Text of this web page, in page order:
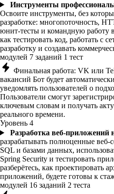
Инструменты
Освоите инструменты, без
разработке: многопоточность,
юнит-тесты и командную работу
как тестировать код, работать с
разработку и создавать
модулей 7 заданий 1 тест
Финальная работа: VK или
вакансий Бот будет
уведомлять пользователей о
Пользователи смогут
ключевым словам и получать
реального времени.
Уровень 4
Разработка веб-приложений
разрабатывать полноценные веб-
SQL и базами данных,
Spring Security и тестировать
разберётесь, как проектировать
приложений, будете готовы к
модулей 16 заданий 2 теста